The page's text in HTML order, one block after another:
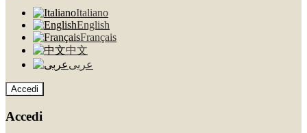
Italiano
English
Français
中文
عربى
Accedi
Accedi